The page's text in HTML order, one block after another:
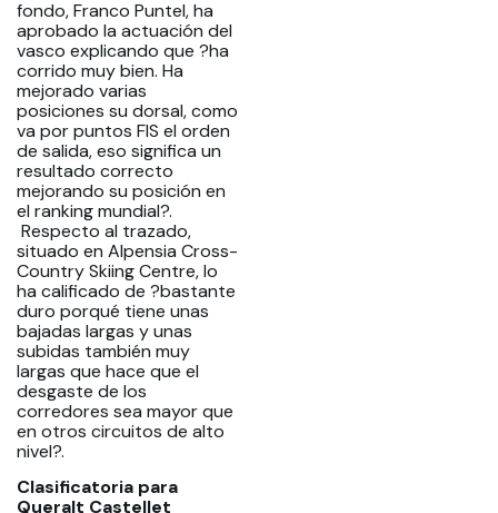
fondo, Franco Puntel, ha
aprobado la actuación del
vasco explicando que ?ha
corrido muy bien. Ha
mejorado varias
posiciones su dorsal, como
va por puntos FIS el orden
de salida, eso significa un
resultado correcto
mejorando su posición en
el ranking mundial?.
Respecto al trazado,
situado en Alpensia Cross-
Country Skiing Centre, lo
ha calificado de ?bastante
duro porqué tiene unas
bajadas largas y unas
subidas también muy
largas que hace que el
desgaste de los
corredores sea mayor que
en otros circuitos de alto
nivel?.
Clasificatoria para
Queralt Castellet